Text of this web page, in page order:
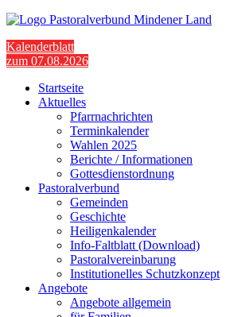
Kalenderblatt
zum 07.08.2026
Startseite
Aktuelles
Pfarrnachrichten
Terminkalender
Wahlen 2025
Berichte / Informationen
Gottesdienstordnung
Pastoralverbund
Gemeinden
Geschichte
Heiligenkalender
Info-Faltblatt (Download)
Pastoralvereinbarung
Institutionelles Schutzkonzept
Angebote
Angebote allgemein